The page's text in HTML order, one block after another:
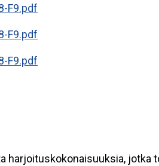
F9.pdf
F9.pdf
F9.pdf
harjoituskokonaisuuksia, jotka